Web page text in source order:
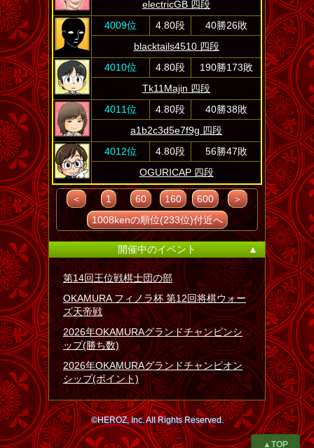
electricGB 四段
4009位
4.80段
40勝26敗
blacktails4510 四段
4010位
4.80段
190勝173敗
Tk11Majin 四段
4011位
4.80段
40勝38敗
a1b2c3d5e7f9g 四段
4012位
4.80段
56勝47敗
OGURICAP 四段
＜ 1 60 160 600
＞
1008kenの順位(233位)付近へ
開催中のイベント ▲
第14回王位戦棋士団の部
OKAMURA フィノラ杯 第12回将棋ウォー
ズ天帝戦
2026年OKAMURAグランドチャンピンシ
ップ(勝ち数)
2026年OKAMURAグランドチャンピオン
シップ(ポイント)
©HEROZ, Inc. All Rights Reserved.
▲TOP